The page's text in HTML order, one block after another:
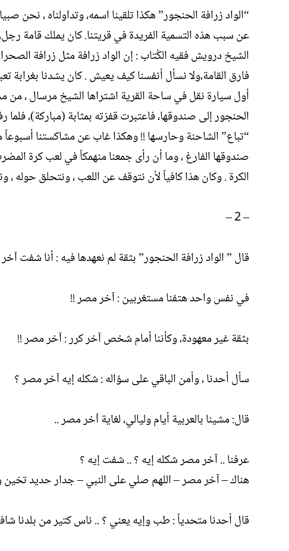
“الواد زرافة الحنجور” هكذا تلقينا اسمه، وتداولناه ،
عن سبب هذه التسمية الفريدة في قريتنا. كان يملك قامة
الشيخ درويش فقيه الكُتاب : إن الواد زرافة مثل زرافة
فارق القامة،ولا نسأل أنفسنا كيف يعيش . كان يشدنا
أول سيارة نقل في ساحة القرية اشتراها الشيخ مرسال ، من
الحنجور إلى صندوقها، فاعتبرت قفزته بمثابة (مباركة)،
“تباع” الشاحنة وحارسها !! وهكذا غاب عن مشاكستنا
صندوقها الفارغ ، وما أن رأى جمعنا منهمكاً في لعب كرة
الكرة . وكان هذا كافياً لأن نتوقف عن اللعب ، ونتحلق حوله ،
– 2 –
قال ” الواد زرافة الحنجور” بثقة لم نعهدها فيه : أنا شفت
في نفس واحد هتفنا مستغربين : آخر مصر !!
بثقة غير معهودة، وكأننا أمام شخص آخر كرر : آخر مصر !!
سأل أحدنا ، وأمن الباقي على سؤاله : شكله إيه آخر مصر ؟
قال: مشينا بالعربية أيام وليالي، لغاية آخر مصر ..
عرفنا .. آخر مصر شكله إيه ؟ .. شفت إيه ؟
هناك – آخر مصر – اللهم صلي على النبي – جدار حديد تخين
قال أحدنا متحدياً : طب وإيه يعني ؟ .. ناس كتير من بلدنا